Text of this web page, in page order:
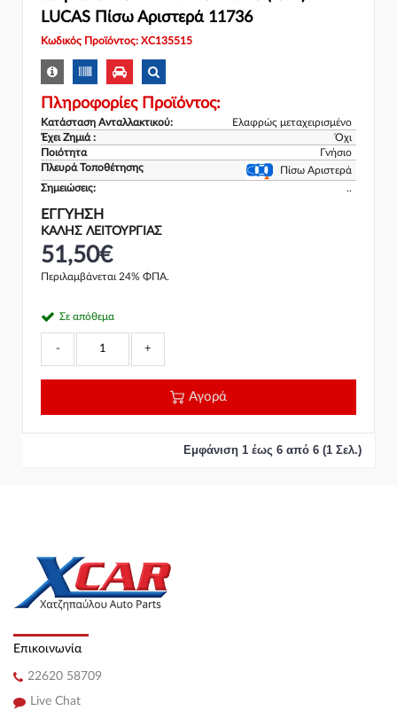
LUCAS Πίσω Αριστερά 11736
Κωδικός Προϊόντος: XC135515
Πληροφορίες Προϊόντος:
Κατάσταση Ανταλλακτικού:
Ελαφρώς μεταχειρισμένο
Έχει Ζημιά :
Όχι
Ποιότητα
Γνήσιο
Πλευρά Τοποθέτησης
Πίσω Αριστερά
Σημειώσεις:
..
ΕΓΓΎΗΣΗ
ΚΑΛΗΣ ΛΕΙΤΟΥΡΓΙΑΣ
51,50€
Περιλαμβάνεται 24% ΦΠΑ.
Σε απόθεμα
- +
Αγορά
Εμφάνιση 1 έως 6 από 6 (1 Σελ.)
Επικοινωνία
22620 58709
Live Chat